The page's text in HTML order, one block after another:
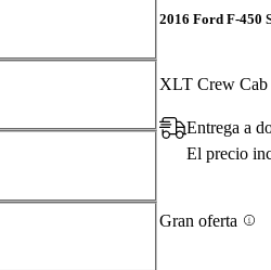
2016 Ford F-450
XLT Crew
Entrega a
El precio
Gran oferta